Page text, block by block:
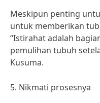
Meskipun penting
untuk memberikan
“Istirahat adalah
pemulihan tubuh
Kusuma.
5. Nikmati prosesnya